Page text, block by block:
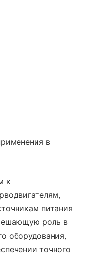
в
к
питания
роль в
оборудования,
точного